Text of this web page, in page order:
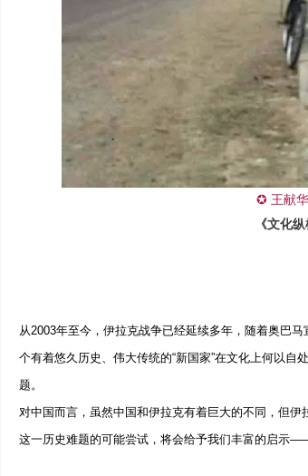
✪ 王献华
《文化
从2003年至今，伊拉克战争已经延续多年，随着奥巴
个有着悠久历史、伟大传统的“新国家”在文化上何以
题。
对中国而言，虽然中国和伊拉克有着巨大的不同，但
这一历史难题的可能尝试，将会给予我们丰富的启示